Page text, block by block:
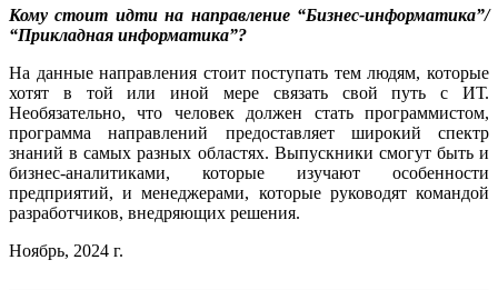
Кому стоит идти на направление “Бизнес-информатика”/
“Прикладная информатика”?
На данные направления стоит поступать тем людям, которые
хотят в той или иной мере связать свой путь с ИТ.
Необязательно, что человек должен стать программистом,
программа направлений предоставляет широкий спектр
знаний в самых разных областях. Выпускники смогут быть и
бизнес-аналитиками, которые изучают особенности
предприятий, и менеджерами, которые руководят командой
разработчиков, внедряющих решения.
Ноябрь, 2024 г.